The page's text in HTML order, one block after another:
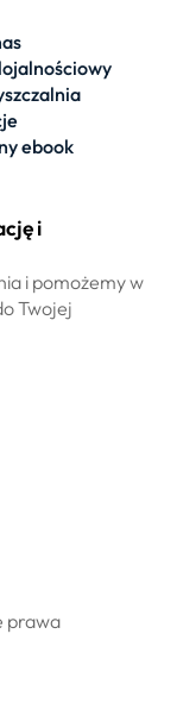
ebook
i
i pomożemy w
Twojej
prawa